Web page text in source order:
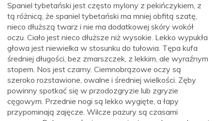
Spaniel tybetański jest często mylony z pekińczykiem, z
tą różnicą, że spaniel tybetański ma mniej obfitą szatę,
nieco dłuższą twarz i nie ma dodatkowej skóry wokół
oczu. Ciało jest nieco dłuższe niż wysokie. Lekko wypukła
głowa jest niewielka w stosunku do tułowia. Tępa kufa
średniej długości, bez zmarszczek, z lekkim, ale wyraźnym
stopem. Nos jest czarny. Ciemnobrązowe oczy są
szeroko rozstawione, owalne i średniej wielkości. Zęby
powinny spotkać się w przodozgryzie lub zgryzie
cęgowym. Przednie nogi są lekko wygięte, a łapy
przypominają zajęcze. Wilcze pazury są czasami